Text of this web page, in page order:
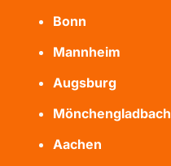
Bonn
Mannheim
Augsburg
Mönchengladbach
Aachen